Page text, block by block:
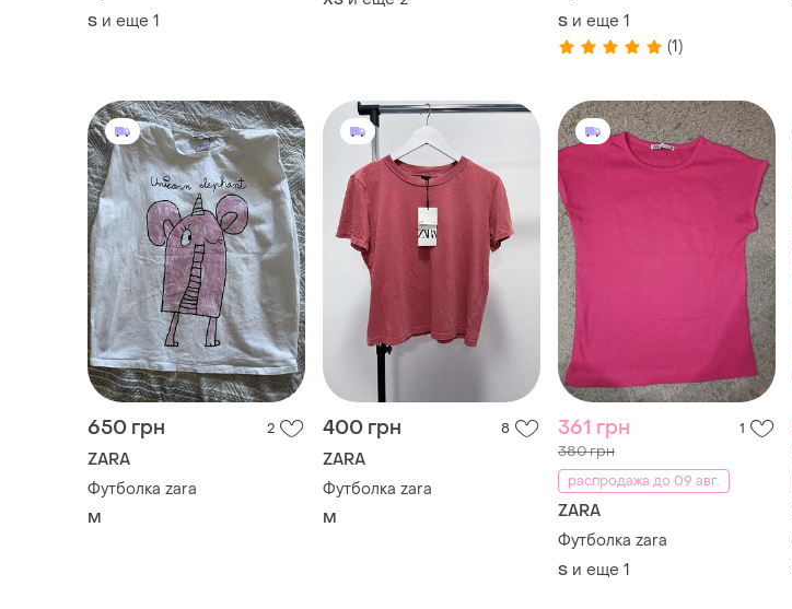
S и еще 1 S и еще 1
(1)
650 грн 2
ZARA
Футболка zara
M
400 грн 8
ZARA
Футболка zara
M
361 грн 1
380 грн
распродажа до 09 авг.
ZARA
Футболка zara
S и еще 1